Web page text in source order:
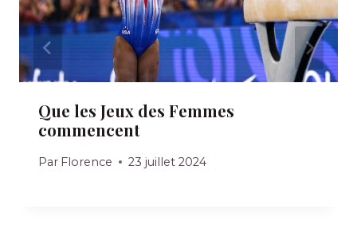
Que les Jeux des Femmes
commencent
Par Florence 23 juillet 2024